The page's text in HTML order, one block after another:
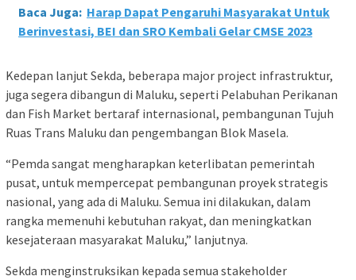
Baca Juga: Harap Dapat Pengaruhi Masyarakat Untuk
Berinvestasi, BEI dan SRO Kembali Gelar CMSE 2023
Kedepan lanjut Sekda, beberapa major project infrastruktur,
juga segera dibangun di Maluku, seperti Pelabuhan Perikanan
dan Fish Market bertaraf internasional, pembangunan Tujuh
Ruas Trans Maluku dan pengembangan Blok Masela.
“Pemda sangat mengharapkan keterlibatan pemerintah
pusat, untuk mempercepat pembangunan proyek strategis
nasional, yang ada di Maluku. Semua ini dilakukan, dalam
rangka memenuhi kebutuhan rakyat, dan meningkatkan
kesejateraan masyarakat Maluku,” lanjutnya.
Sekda menginstruksikan kepada semua stakeholder